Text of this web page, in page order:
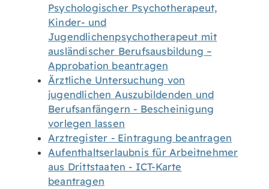
Psychologischer Psychotherapeut,
Kinder- und
Jugendlichenpsychotherapeut mit
ausländischer Berufsausbildung –
Approbation beantragen
Ärztliche Untersuchung von
jugendlichen Auszubildenden und
Berufsanfängern - Bescheinigung
vorlegen lassen
Arztregister - Eintragung beantragen
Aufenthaltserlaubnis für Arbeitnehmer
aus Drittstaaten - ICT-Karte
beantragen